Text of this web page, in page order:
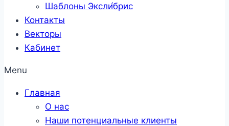
Шаблоны Эксли́брис
Контакты
Векторы
Кабинет
Menu
Главная
О нас
Наши потенциальные клиенты